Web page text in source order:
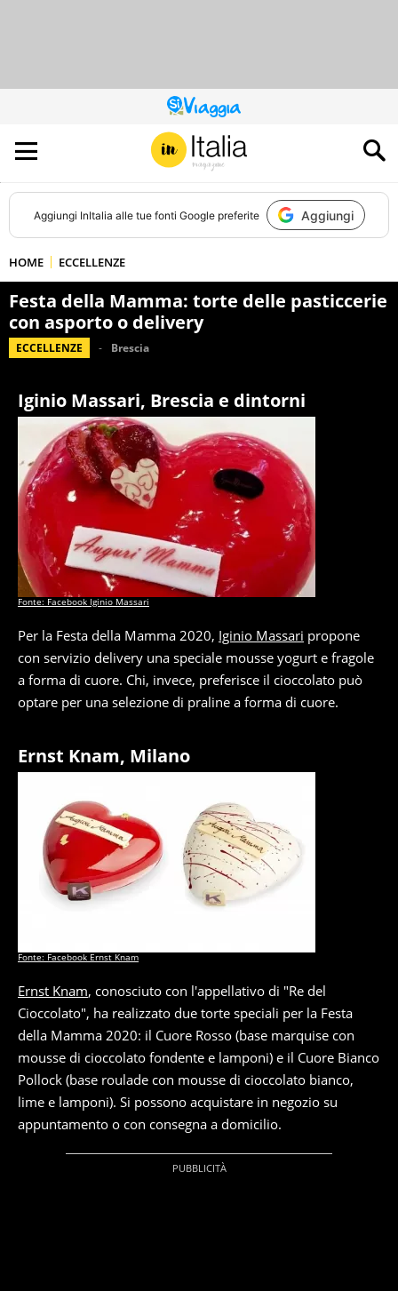
QUESTO
SITO
CONTRIBUISCE
ALL’AUDIENCE
DI
Aggiungi InItalia alle tue fonti Google preferite Aggiungi
HOME ECCELLENZE
Festa della Mamma: torte delle pasticcerie
con asporto o delivery
ECCELLENZE Brescia
Iginio Massari, Brescia e dintorni
Fonte: Facebook Iginio Massari
Per la Festa della Mamma 2020, Iginio Massari propone
con servizio delivery una speciale mousse yogurt e fragole
a forma di cuore. Chi, invece, preferisce il cioccolato può
optare per una selezione di praline a forma di cuore.
Ernst Knam, Milano
Fonte: Facebook Ernst Knam
Ernst Knam, conosciuto con l'appellativo di "Re del
Cioccolato", ha realizzato due torte speciali per la Festa
della Mamma 2020: il Cuore Rosso (base marquise con
mousse di cioccolato fondente e lamponi) e il Cuore Bianco
Pollock (base roulade con mousse di cioccolato bianco,
lime e lamponi). Si possono acquistare in negozio su
appuntamento o con consegna a domicilio.